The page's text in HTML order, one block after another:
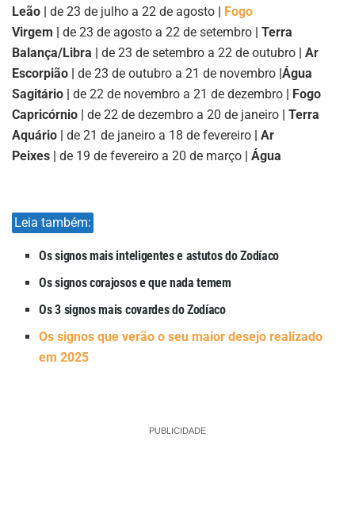
Leão | de 23 de julho a 22 de agosto
Fogo
Virgem | de 23 de agosto a 22 de setembro | Terra
Balança/Libra | de 23 de setembro a 22 de outubro | Ar
Escorpião | de 23 de outubro a 21 de novembro Água
Sagitário | de 22 de novembro a 21 de dezembro | Fogo
Capricórnio | de 22 de dezembro a 20 de janeiro | Terra
Aquário | de 21 de janeiro a 18 de fevereiro | Ar
Peixes | de 19 de fevereiro a 20 de março | Água
Leia também:
Os signos mais inteligentes e astutos do Zodíaco
Os signos corajosos e que nada temem
Os 3 signos mais covardes do Zodíaco
Os signos que verão o seu maior desejo realizado
em 2025
PUBLICIDADE